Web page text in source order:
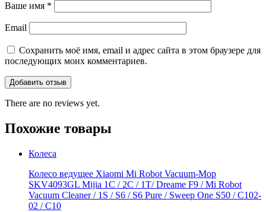
Ваше имя *
Email
Сохранить моё имя, email и адрес сайта в этом браузере для
последующих моих комментариев.
There are no reviews yet.
Похожие товары
Колеса
Колесо ведущее Xiaomi Mi Robot Vacuum-Mop
SKV4093GL Mijia 1C / 2C / 1T/ Dreame F9 / Mi Robot
Vacuum Cleaner / 1S / S6 / S6 Pure / Sweep One S50 / C102-
02 / С10